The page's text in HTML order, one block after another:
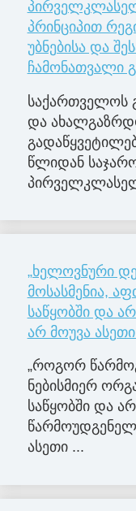
პრინციპით
უბნებისა და
ჩამონათვალი
საქართველოს
და
წლიდან
„ხელოვნური
მოსასმენია,
საწყობში და
არ მოუვა
„როგორ
ნებისმიერ
საწყობში და
ასეთი ...